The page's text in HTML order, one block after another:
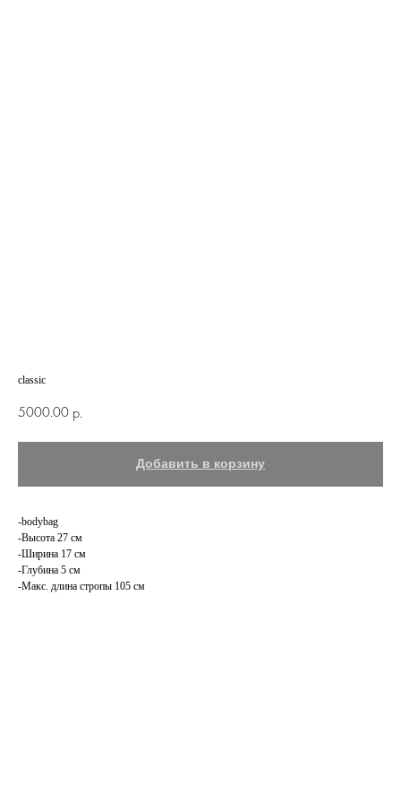
classic
5000.00 р.
Добавить в корзину
-bodybag
-Высота 27 см
-Ширина 17 см
-Глубина 5 см
-Макс. длина стропы 105 см